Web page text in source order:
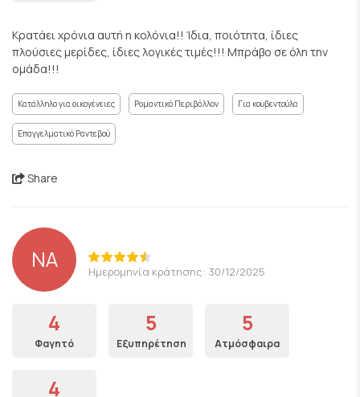
Κρατάει χρόνια αυτή η κολόνια!! Ίδια, ποιότητα, ίδιες
πλούσιες μερίδες, ίδιες λογικές τιμές!!! Μπράβο σε όλη την
ομάδα!!!
Κατάλληλο για οικογένειες Ρομαντικό Περιβάλλον Για κουβεντούλα
Επαγγελματικό Ραντεβού
Share
NA Ημερομηνία κράτησης: 30/12/2025
4
Φαγητό
5
Εξυπηρέτηση
5
Ατμόσφαιρα
4